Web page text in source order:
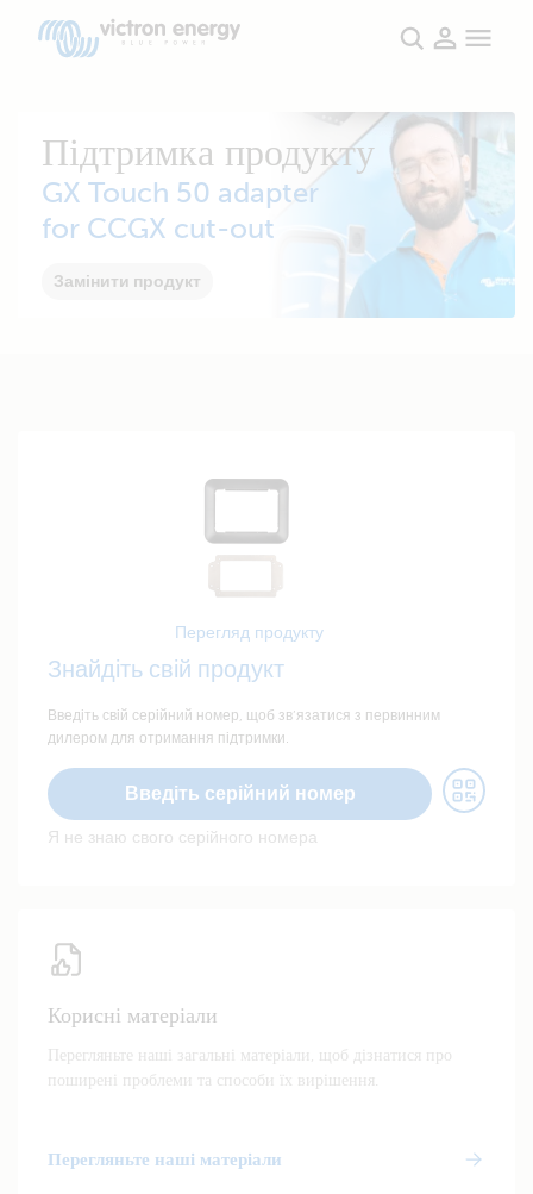
Підтримка продукту
GX Touch 50 adapter
for CCGX cut-out
Замінити продукт
Перегляд продукту
Знайдіть свій продукт
Введіть свій серійний номер, щоб зв’язатися з первинним
дилером для отримання підтримки.
Введіть серійний номер
Я не знаю свого серійного номера
Корисні матеріали
Перегляньте наші загальні матеріали, щоб дізнатися про
поширені проблеми та способи їх вирішення.
Перегляньте наші матеріали